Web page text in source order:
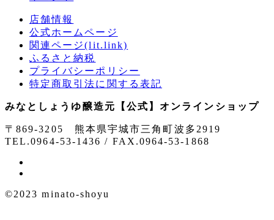
店舗情報
公式ホームページ
関連ページ(lit.link)
ふるさと納税
プライバシーポリシー
特定商取引法に関する表記
みなとしょうゆ醸造元【公式】オンラインショップ
〒869-3205 熊本県宇城市三角町波多2919
TEL.0964-53-1436 / FAX.0964-53-1868
©2023 minato-shoyu